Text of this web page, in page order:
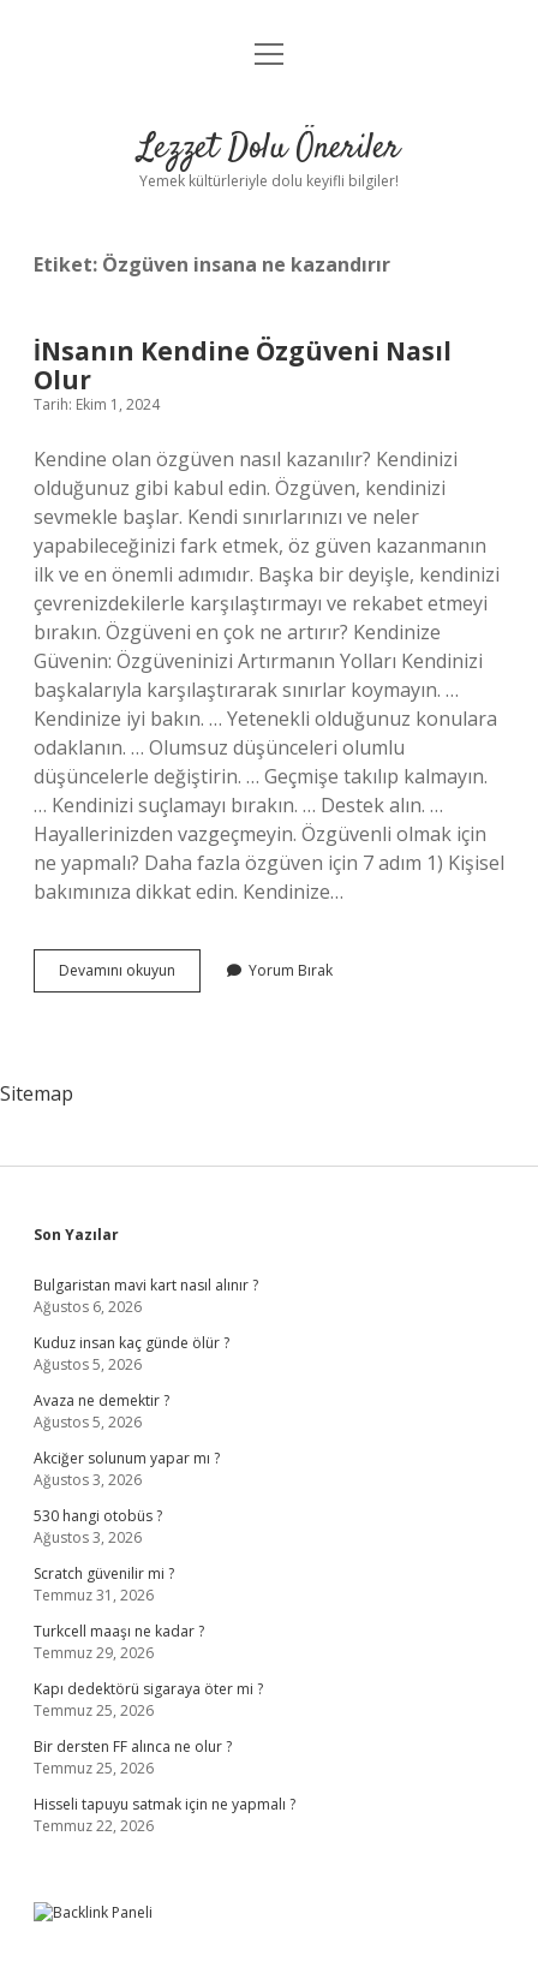
Anasayfa
Yasal Uyarı
menüyü
Lezzet Dolu Öneriler
Yemek kültürleriyle dolu keyifli bilgiler!
Etiket: Özgüven insana ne kazandırır
İNsanın Kendine Özgüveni Nasıl
Olur
Tarih: Ekim 1, 2024
Kendine olan özgüven nasıl kazanılır? Kendinizi
olduğunuz gibi kabul edin. Özgüven, kendinizi
sevmekle başlar. Kendi sınırlarınızı ve neler
yapabileceğinizi fark etmek, öz güven kazanmanın
ilk ve en önemli adımıdır. Başka bir deyişle, kendinizi
çevrenizdekilerle karşılaştırmayı ve rekabet etmeyi
bırakın. Özgüveni en çok ne artırır? Kendinize
Güvenin: Özgüveninizi Artırmanın Yolları Kendinizi
başkalarıyla karşılaştırarak sınırlar koymayın. …
Kendinize iyi bakın. … Yetenekli olduğunuz konulara
odaklanın. … Olumsuz düşünceleri olumlu
düşüncelerle değiştirin. … Geçmişe takılıp kalmayın.
… Kendinizi suçlamayı bırakın. … Destek alın. …
Hayallerinizden vazgeçmeyin. Özgüvenli olmak için
ne yapmalı? Daha fazla özgüven için 7 adım 1) Kişisel
bakımınıza dikkat edin. Kendinize…
Devamını okuyun
Kendine
Yorum Bırak
Sitemap
Sidebar
Son Yazılar
Bulgaristan mavi kart nasıl alınır ?
Ağustos 6, 2026
Kuduz insan kaç günde ölür ?
Ağustos 5, 2026
Avaza ne demektir ?
Ağustos 5, 2026
Akciğer solunum yapar mı ?
Ağustos 3, 2026
530 hangi otobüs ?
Ağustos 3, 2026
Scratch güvenilir mi ?
Temmuz 31, 2026
Turkcell maaşı ne kadar ?
Temmuz 29, 2026
Kapı dedektörü sigaraya öter mi ?
Temmuz 25, 2026
Bir dersten FF alınca ne olur ?
Temmuz 25, 2026
Hisseli tapuyu satmak için ne yapmalı ?
Temmuz 22, 2026